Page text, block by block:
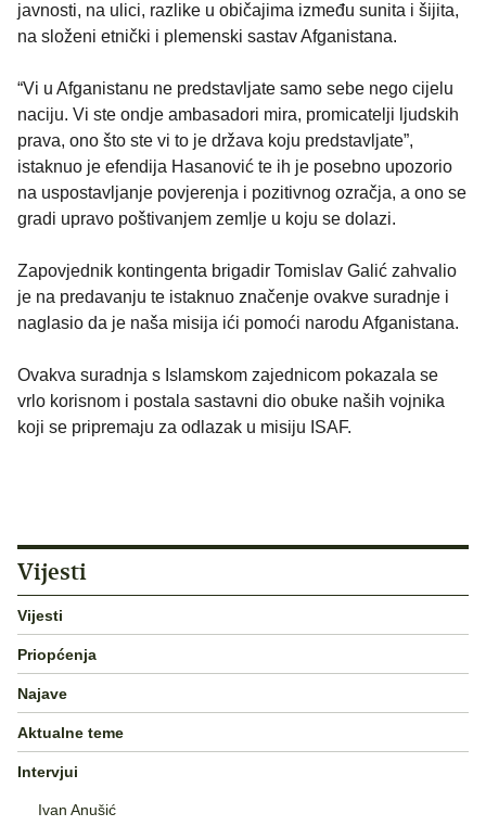
javnosti, na ulici, razlike u običajima između sunita i šijita,
na složeni etnički i plemenski sastav Afganistana.
“Vi u Afganistanu ne predstavljate samo sebe nego cijelu
naciju. Vi ste ondje ambasadori mira, promicatelji ljudskih
prava, ono što ste vi to je država koju predstavljate”,
istaknuo je efendija Hasanović te ih je posebno upozorio
na uspostavljanje povjerenja i pozitivnog ozračja, a ono se
gradi upravo poštivanjem zemlje u koju se dolazi.
Zapovjednik kontingenta brigadir Tomislav Galić zahvalio
je na predavanju te istaknuo značenje ovakve suradnje i
naglasio da je naša misija ići pomoći narodu Afganistana.
Ovakva suradnja s Islamskom zajednicom pokazala se
vrlo korisnom i postala sastavni dio obuke naših vojnika
koji se pripremaju za odlazak u misiju ISAF.
Vijesti
Vijesti
Priopćenja
Najave
Aktualne teme
Intervjui
Ivan Anušić